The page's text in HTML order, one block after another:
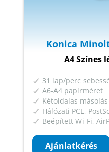
Konica
A4 Színes
31 lap/perc
A6-A4 papírméret
Kétoldalas
Hálózati PCL,
Beépített Wi-Fi,
Ajánlatkérés